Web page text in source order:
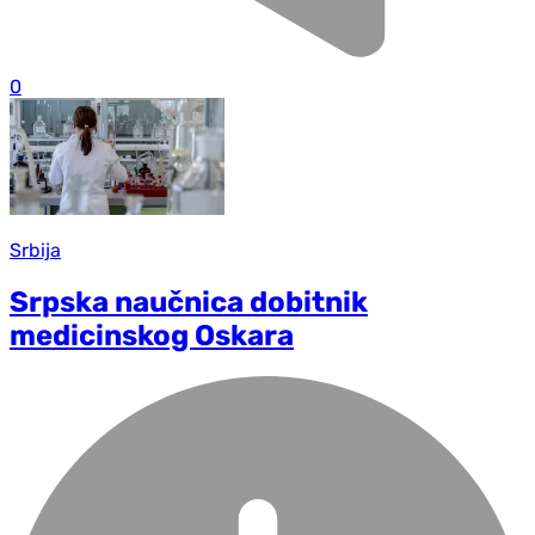
0
Srbija
Srpska naučnica dobitnik
medicinskog Oskara